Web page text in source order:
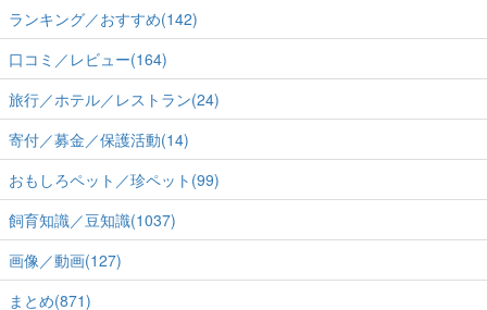
ランキング／おすすめ(142)
口コミ／レビュー(164)
旅行／ホテル／レストラン(24)
寄付／募金／保護活動(14)
おもしろペット／珍ペット(99)
飼育知識／豆知識(1037)
画像／動画(127)
まとめ(871)